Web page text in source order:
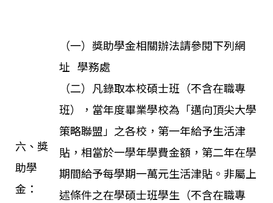
六、獎
助學
金：
（一）獎助學金相關辦法請參閱下列網
址 學務處
（二）凡錄取本校碩士班（不含在職專
班），當年度畢業學校為「邁向頂尖大學
策略聯盟」之各校，第一年給予生活津
貼，相當於一學年學費金額，第二年在學
期間給予每學期一萬元生活津貼。非屬上
述條件之在學碩士班學生（不含在職專